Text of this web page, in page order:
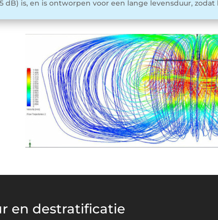
dB) is, en is ontworpen voor een lange levensduur,
en destratificatie